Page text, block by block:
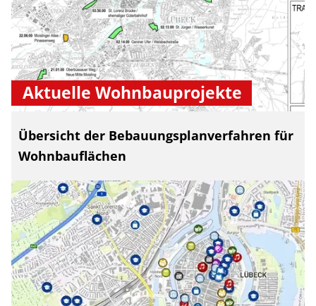
Aktuelle Wohnbauprojekte
Übersicht der Bebauungsplanverfahren für
Wohnbauflächen